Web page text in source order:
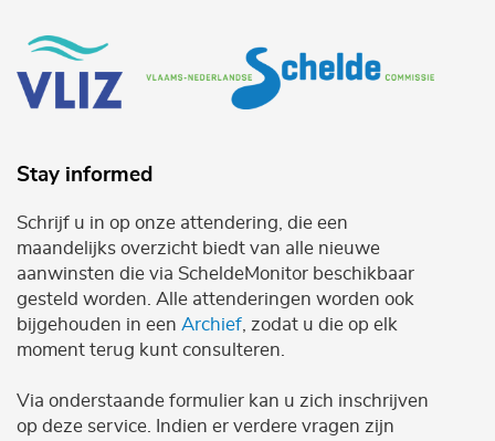
Stay informed
Schrijf u in op onze attendering, die een
maandelijks overzicht biedt van alle nieuwe
aanwinsten die via ScheldeMonitor beschikbaar
gesteld worden. Alle attenderingen worden ook
bijgehouden in een Archief , zodat u die op elk
moment terug kunt consulteren.
Via onderstaande formulier kan u zich inschrijven
op deze service. Indien er verdere vragen zijn